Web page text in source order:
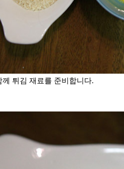
튀김 재료를 준비합니다.